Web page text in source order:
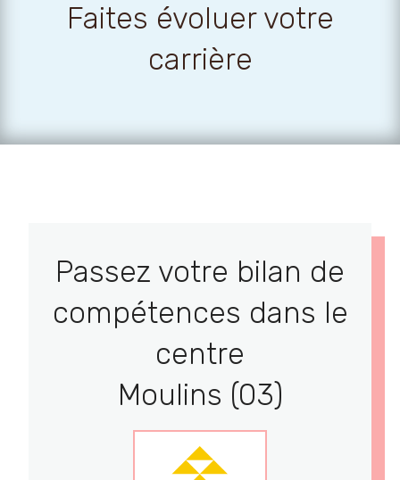
Faites évoluer votre
carrière
Passez votre bilan de
compétences dans le
centre
Moulins (03)